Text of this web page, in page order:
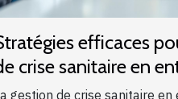
efficaces
crise sanitaire en
gestion de crise sanitaire en